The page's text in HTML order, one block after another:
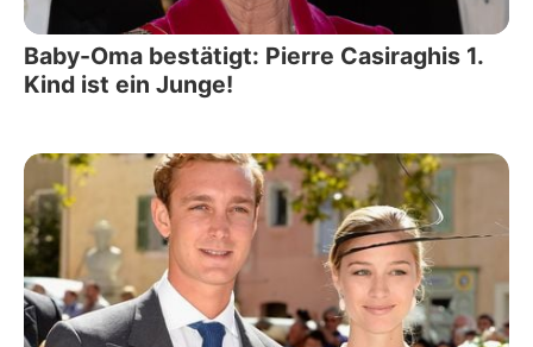
Baby-Oma bestätigt: Pierre Casiraghis 1.
Kind ist ein Junge!